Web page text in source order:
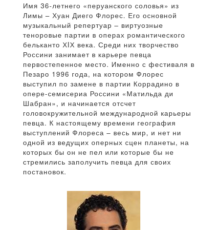
Имя 36-летнего «перуанского соловья» из
Лимы – Хуан Диего Флорес. Его основной
музыкальный репертуар – виртуозные
теноровые партии в операх романтического
бельканто ХIХ века. Среди них творчество
Россини занимает в карьере певца
первостепенное место. Именно с фестиваля в
Пезаро 1996 года, на котором Флорес
выступил по замене в партии Коррадино в
опере-семисериа Россини «Матильда ди
Шабран», и начинается отсчет
головокружительной международной карьеры
певца. К настоящему времени география
выступлений Флореса – весь мир, и нет ни
одной из ведущих оперных сцен планеты, на
которых бы он не пел или которые бы не
стремились заполучить певца для своих
постановок.